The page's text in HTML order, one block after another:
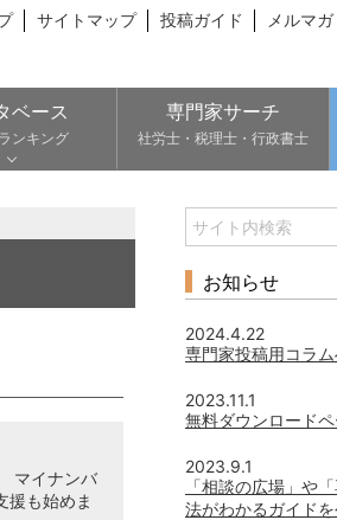
サイトマップ 投稿ガイド メルマガ
ベース
ンキング
専門家サーチ
社労士・税理士・行政書士
マイナンバ
援も始めま
お知らせ
2024.4.22
専門家投稿用コラ
2023.11.1
無料ダウンロード
2023.9.1
「相談の広場」や
法がわかるガイド